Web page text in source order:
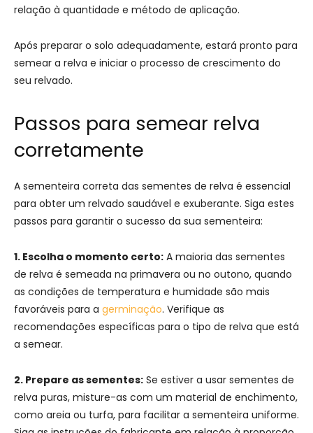
relação à quantidade e método de aplicação.
Após preparar o solo adequadamente, estará pronto para
semear a relva e iniciar o processo de crescimento do
seu relvado.
Passos para semear relva
corretamente
A sementeira correta das sementes de relva é essencial
para obter um relvado saudável e exuberante. Siga estes
passos para garantir o sucesso da sua sementeira:
1. Escolha o momento certo: A maioria das sementes
de relva é semeada na primavera ou no outono, quando
as condições de temperatura e humidade são mais
favoráveis para a germinação. Verifique as
recomendações específicas para o tipo de relva que está
a semear.
2. Prepare as sementes: Se estiver a usar sementes de
relva puras, misture-as com um material de enchimento,
como areia ou turfa, para facilitar a sementeira uniforme.